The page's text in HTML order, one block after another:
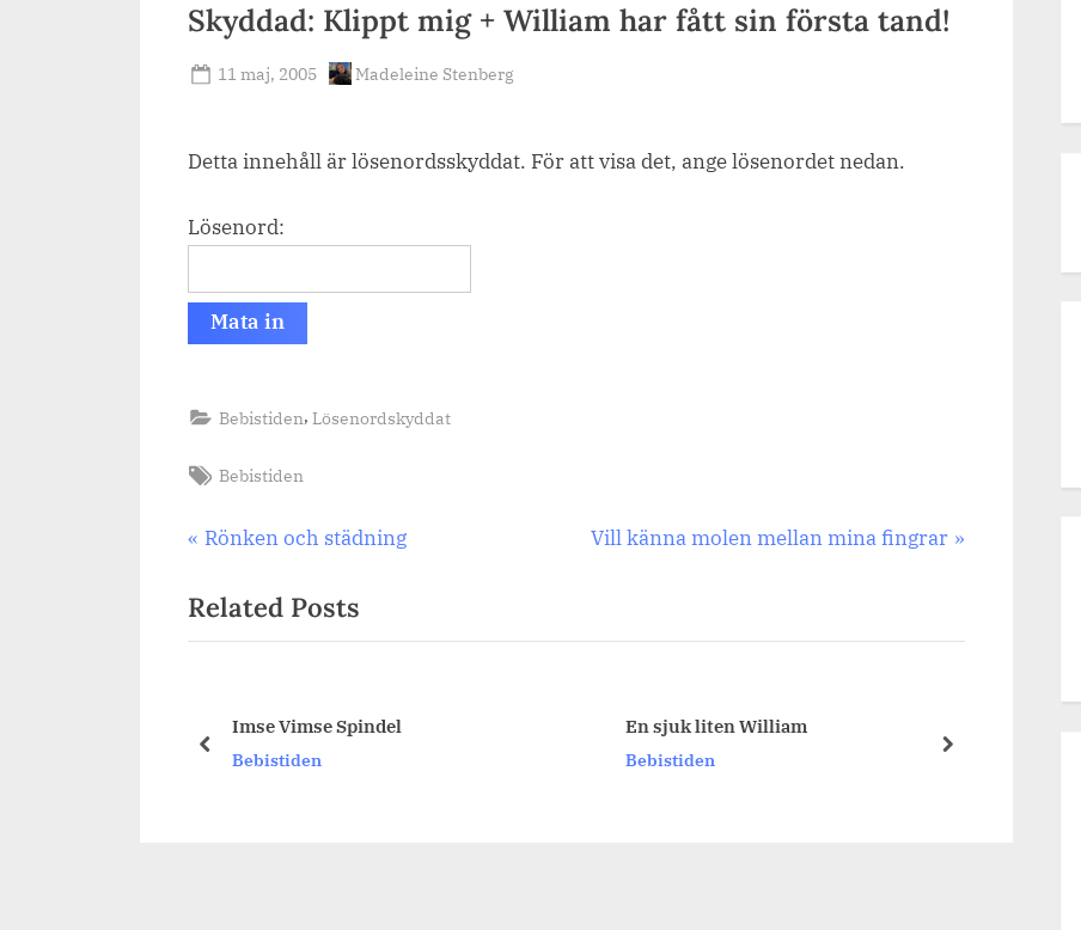
Skyddad: Klippt mig + William har fått sin första tand!
Posted
11 maj, 2005 By
Madeleine Stenberg
Detta innehåll är lösenordsskyddat. För att visa det, ange lösenordet nedan.
Lösenord:
Bebistiden, Lösenordskyddat
Tags:
Bebistiden
Inläggsnavigering
Previous
Rönken och städning
Next
Vill känna molen mellan mina fingrar
Related Posts
Imse Vimse Spindel
Bebistiden
En sjuk liten William
Bebistiden
prev next